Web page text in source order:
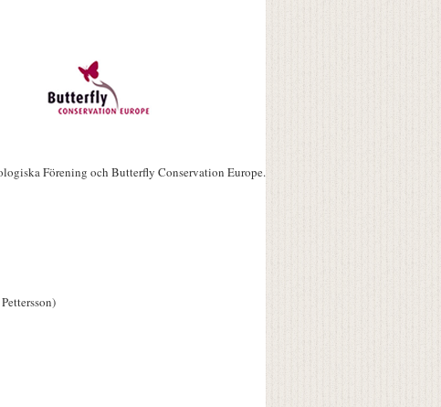
Förening och Butterfly Conservation Europe.